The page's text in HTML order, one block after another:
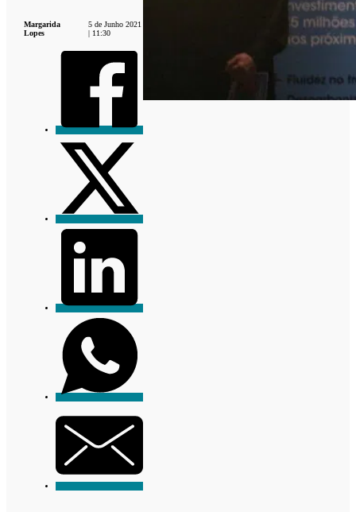
Margarida
Lopes
5 de Junho 2021
| 11:30